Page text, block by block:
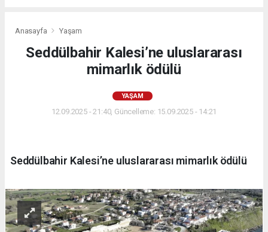
Anasayfa Yaşam
Seddülbahir Kalesi’ne uluslararası
mimarlık ödülü
YAŞAM
12.09.2025 - 21:40, Güncelleme: 15.09.2025 - 14:21
Seddülbahir Kalesi’ne uluslararası mimarlık ödülü